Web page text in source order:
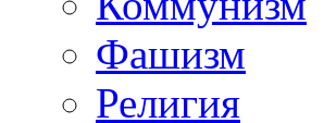
Фашизм
Религия